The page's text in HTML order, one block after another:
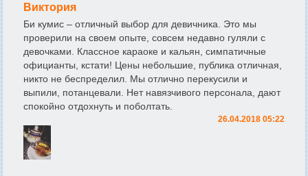
Виктория
Би кумис – отличный выбор для девичника. Это мы
проверили на своем опыте, совсем недавно гуляли с
девочками. Классное караоке и кальян, симпатичные
официанты, кстати! Цены небольшие, публика отличная,
никто не беспределил. Мы отлично перекусили и
выпили, потанцевали. Нет навязчивого персонала, дают
спокойно отдохнуть и поболтать.
26.04.2018 05:22